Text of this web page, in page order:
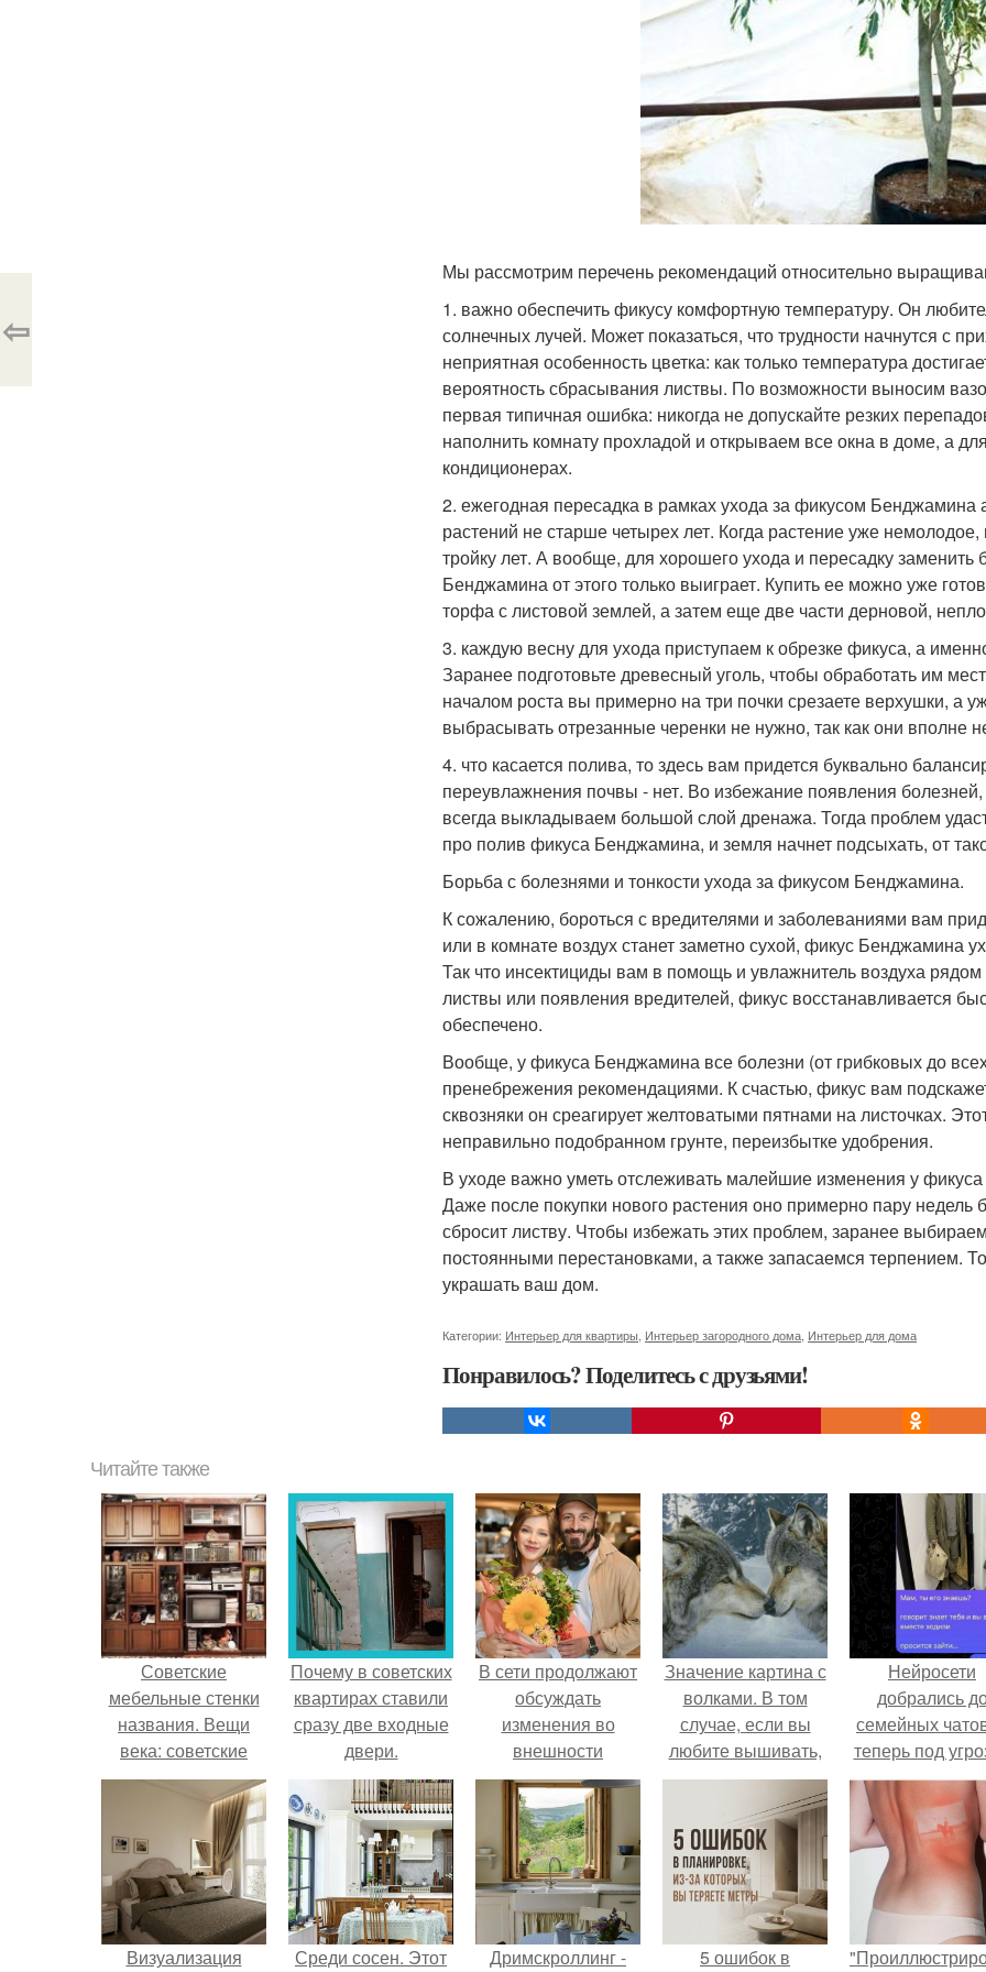
Мы рассмотрим перечень рекомендаций относительно
1. важно обеспечить фикусу комфортную температуру. Он
солнечных лучей. Может показаться, что трудности начнутся с
неприятная особенность цветка: как только температура
вероятность сбрасывания листвы. По возможности выносим
первая типичная ошибка: никогда не допускайте резких
наполнить комнату прохладой и открываем все окна в доме, а
кондиционерах.
2. ежегодная пересадка в рамках ухода за фикусом Бенджамина
растений не старше четырех лет. Когда растение уже
тройку лет. А вообще, для хорошего ухода и пересадку
Бенджамина от этого только выиграет. Купить ее можно уже
торфа с листовой землей, а затем еще две части дерновой,
3. каждую весну для ухода приступаем к обрезке фикуса, а
Заранее подготовьте древесный уголь, чтобы обработать им
началом роста вы примерно на три почки срезаете верхушки, а
выбрасывать отрезанные черенки не нужно, так как они вполне
4. что касается полива, то здесь вам придется буквально
переувлажнения почвы - нет. Во избежание появления
всегда выкладываем большой слой дренажа. Тогда проблем
про полив фикуса Бенджамина, и земля начнет подсыхать, от
Борьба с болезнями и тонкости ухода за фикусом Бенджамина.
К сожалению, бороться с вредителями и заболеваниями вам
или в комнате воздух станет заметно сухой, фикус Бенджамина
Так что инсектициды вам в помощь и увлажнитель воздуха
листвы или появления вредителей, фикус восстанавливается
обеспечено.
Вообще, у фикуса Бенджамина все болезни (от грибковых до
пренебрежения рекомендациями. К счастью, фикус вам
сквозняки он среагирует желтоватыми пятнами на листочках.
неправильно подобранном грунте, переизбытке удобрения.
В уходе важно уметь отслеживать малейшие изменения у
Даже после покупки нового растения оно примерно пару недель
сбросит листву. Чтобы избежать этих проблем, заранее
постоянными перестановками, а также запасаемся терпением.
украшать ваш дом.
Категории: Интерьер для квартиры Интерьер загородного дома Интерьер для дома
Понравилось? Поделитесь с друзьями!
⇦
Читайте также
Советские
мебельные стенки
названия. Вещи
века: советские
стенки 80-х.
Почему в советских
квартирах ставили
сразу две входные
двери.
В сети продолжают
обсуждать
изменения во
внешности
актрисы.
Значение картина с
волками. В том
случае, если вы
любите вышивать,
то наверняка
задумывались о
том, что означает та
или иная вышитая
вами картина.
Нейросети
добрались
семейных
теперь под
мамины
Визуализация
Среди сосен. Этот
Дримскроллинг -
5 ошибок в